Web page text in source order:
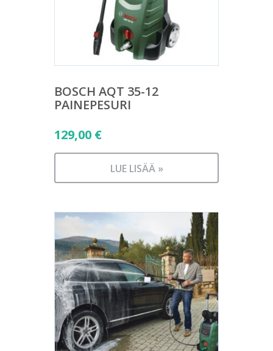
BOSCH AQT 35-12
PAINEPESURI
129,00 €
LUE LISÄÄ »